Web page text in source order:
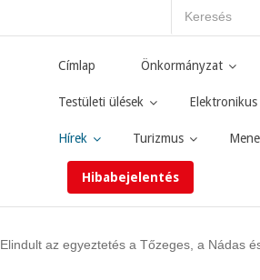
Címlap Önkormányzat
Testületi ülések
Hírek Turizmus
Hibabejelentés
Elindult az egyeztetés a Tőzeges, a Nádas